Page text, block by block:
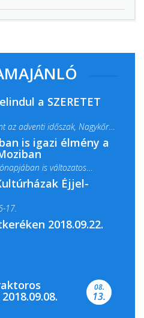
a SZERETET
az adventi időszak, Nagykőrös
fénnyel és közös...
is igazi élmény a
is változatos
Éjjel-
17.
programokkal várja a
és...
2018.09.22.
08.
13.